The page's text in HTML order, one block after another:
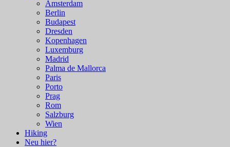
Amsterdam
Berlin
Budapest
Dresden
Kopenhagen
Luxemburg
Madrid
Palma de Mallorca
Paris
Porto
Prag
Rom
Salzburg
Wien
Hiking
Neu hier?